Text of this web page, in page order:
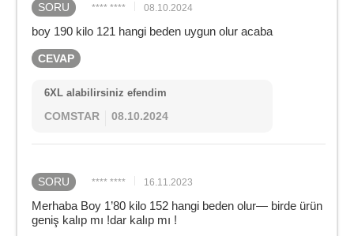
SORU **** **** 08.10.2024
boy 190 kilo 121 hangi beden uygun olur acaba
CEVAP
6XL alabilirsiniz efendim
COMSTAR 08.10.2024
SORU **** **** 16.11.2023
Merhaba Boy 1’80 kilo 152 hangi beden olur— birde ürün
geniş kalıp mı !dar kalıp mı !